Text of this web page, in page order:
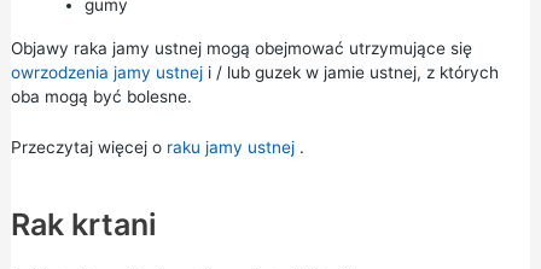
gumy
Objawy raka jamy ustnej mogą obejmować utrzymujące się
owrzodzenia jamy ustneji / lub guzek w jamie ustnej, z których
oba mogą być bolesne.
Przeczytaj więcej o raku jamy ustnej.
Rak krtani